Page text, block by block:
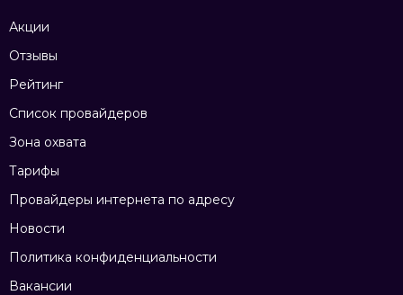
Акции
Отзывы
Рейтинг
Список провайдеров
Зона охвата
Тарифы
Провайдеры интернета по адресу
Новости
Политика конфиденциальности
Вакансии